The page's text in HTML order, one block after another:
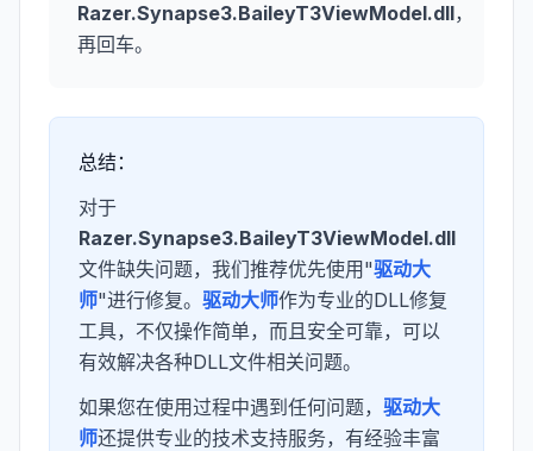
Razer.Synapse3.BaileyT3ViewModel.dll，
再回车。
总结：
对于
Razer.Synapse3.BaileyT3ViewModel.dll
文件缺失问题，我们推荐优先使用"驱动大
师"进行修复。 驱动大师作为专业的DLL修复
工具，不仅操作简单，而且安全可靠，可以
有效解决各种DLL文件相关问题。
如果您在使用过程中遇到任何问题， 驱动大
师还提供专业的技术支持服务，有经验丰富